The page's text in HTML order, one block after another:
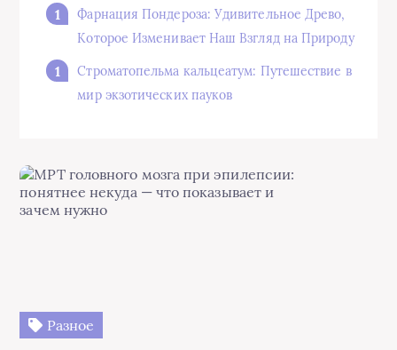
Фарнация Пондероза: Удивительное Древо,
Которое Изменивает Наш Взгляд на Природу
Строматопельма кальцеатум: Путешествие в
мир экзотических пауков
Разное